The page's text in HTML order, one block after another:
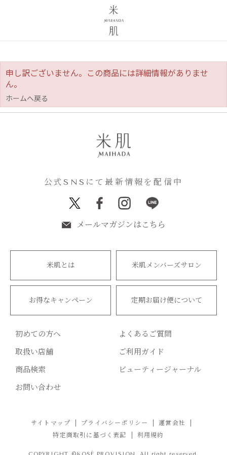
申し訳ございません。この商品には詳細情報がありませ
ん。
ホームへ戻る
公式SNSにて最新情報を配信中
メールマガジンはこちら
米肌とは 米肌メンバーズサロン
お得なキャンペーン 定期お届け便について
初めての方へ
よくあるご質問
取扱い店舗
ご利用ガイド
商品検索
ビューティージャーナル
お問い合わせ
サイトマップ プライバシーポリシー
運営会社
特定商取引に基づく表記
利用規約